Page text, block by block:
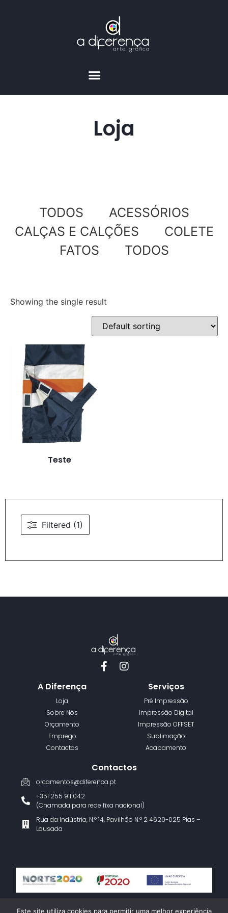
Loja
TODOS
ACESSÓRIOS
CALÇAS E CALÇÕES
COLETE
FATOS
TODOS
Filtered (1)
Showing the single result
Teste
A Diferença
Loja
Sobre Nós
Orçamento
Emprego
Contactos
Serviços
Pré Impressão
Impressão Digital
Impressão OFFSET
Sublimação
Acabamento
Contactos
orcamentos@diferenca.pt
+351 255 911 042
(Chamada para rede fixa nacional)
Rua da Indústria, N.º 14, Pavilhão N.º 2 4620-025 Pias –
Lousada
Este site utiliza cookies para permitir uma melhor experiência